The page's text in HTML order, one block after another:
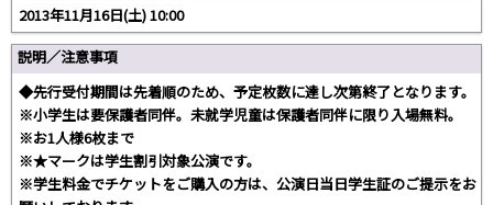
2013年11月16日(土) 10:00
説明／注意事項
◆先行受付期間は先着順のため、予定枚数に達し次第終了となります。
※小学生は要保護者同伴。未就学児童は保護者同伴に限り入場無料。
※お1人様6枚まで
※★マークは学生割引対象公演です。
※学生料金でチケットをご購入の方は、公演日当日学生証のご提示をお